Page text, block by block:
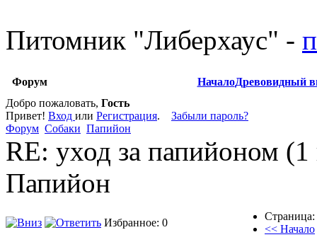
Питомник "Либерхаус" -
Форум НачалоДревовидный
Добро пожаловать, Гость
Привет! Вход или Регистрация. Забыли пароль?
Форум Собаки Папийон
RE: уход за папийоном
Папийон
Избранное: 0
Страница:
<< Начало